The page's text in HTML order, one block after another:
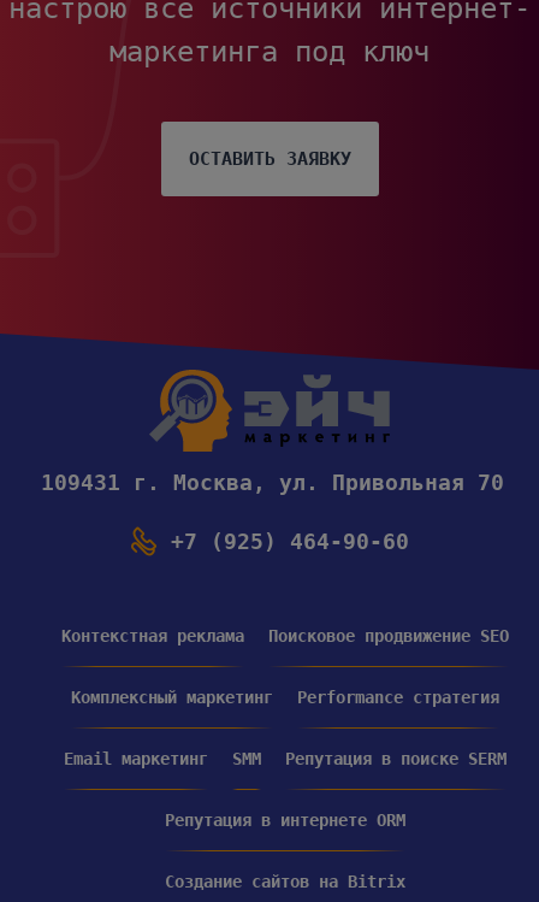
настрою все источники интернет-
маркетинга под ключ
ОСТАВИТЬ ЗАЯВКУ
109431 г. Москва, ул. Привольная 70
+7 (925) 464-90-60
Контекстная реклама Поисковое продвижение SEO
Комплексный маркетинг Performance стратегия
Email маркетинг SMM Репутация в поиске SERM
Репутация в интернете ORM
Создание сайтов на Bitrix